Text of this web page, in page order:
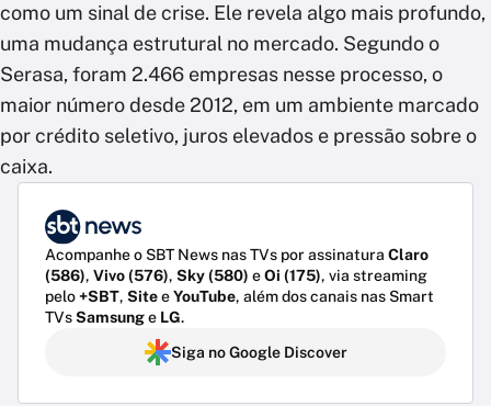
como um sinal de crise. Ele revela algo mais profundo,
uma mudança estrutural no mercado. Segundo o
Serasa, foram 2.466 empresas nesse processo, o
maior número desde 2012, em um ambiente marcado
por crédito seletivo, juros elevados e pressão sobre o
caixa.
Acompanhe o SBT News nas TVs por assinatura Claro
(586), Vivo (576), Sky (580) eOi (175), via streaming
pelo+SBT, SiteeYouTube, além dos canais nas Smart
TVsSamsunge LG.
Siga no Google Discover